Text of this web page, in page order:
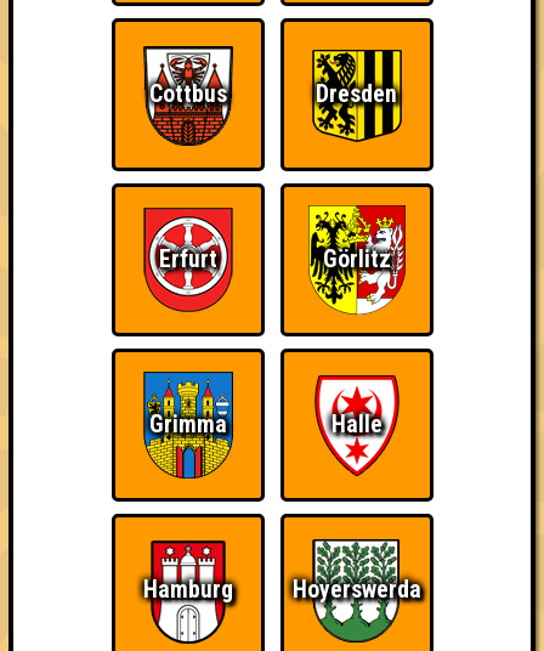
QUIZLABOR Magdeburg #2
Die Insel des Wissens · 30.06.2026 · Insel der Jugend
Angemeldete Teams
Cottbus Dresden
Erfurt Görlitz
Grimma Halle
Hamburg Hoyerswerda